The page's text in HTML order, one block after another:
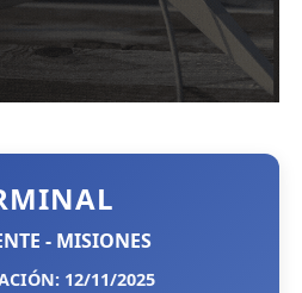
- MISIONES
12/11/2025